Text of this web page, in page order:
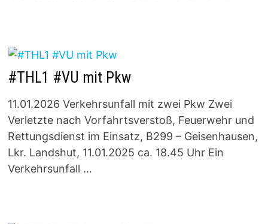
#THL1 #VU mit Pkw
11.01.2026 Verkehrsunfall mit zwei Pkw Zwei
Verletzte nach Vorfahrtsverstoß, Feuerwehr und
Rettungsdienst im Einsatz, B299 – Geisenhausen,
Lkr. Landshut, 11.01.2025 ca. 18.45 Uhr Ein
Verkehrsunfall …